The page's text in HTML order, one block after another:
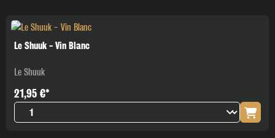
Le Shuuk - Vin Blanc
Le Shuuk
21,95 €*